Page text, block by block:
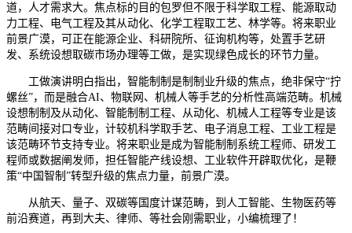
道，人才需求大。焦点标的目的包罗但不限于科学取工程、能源取动
力工程、电气工程及其从动化、化学工程取工艺、林学等。将来职业
前景广漠，可正在能源企业、科研院所、征询机构等，处置手艺研
发、系统设想取碳市场办理等工做，是实现绿色成长的环节力量。
工做演讲明白指出，智能制制是制制业升级的焦点，绝非保守“拧
螺丝”，而是融合AI、物联网、机械人等手艺的分析性高端范畴。机械
设想制制及从动化、智能制制工程、从动化、机械人工程等专业是该
范畴间接对口专业，计较机科学取手艺、电子消息工程、工业工程是
该范畴环节支持专业。将来职业是成为智能制制系统工程师、研发工
程师或数据阐发师，担任智能产线设想、工业软件开辟取优化，是鞭
策“中国智制”转型升级的焦点力量，前景广漠。
从航天、量子、双碳等国度计谋范畴，到人工智能、生物医药等
前沿赛道，再到大夫、律师、等社会刚需职业，小编梳理了！